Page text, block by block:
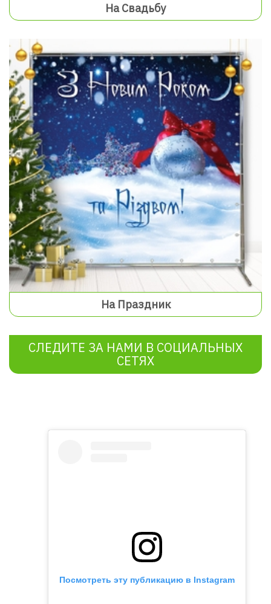
На Свадьбу
На Праздник
СЛЕДИТЕ ЗА НАМИ В СОЦИАЛЬНЫХ
СЕТЯХ
Посмотреть эту публикацию в Instagram